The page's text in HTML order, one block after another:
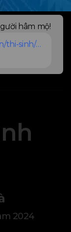
hâm mộ!
https://hoahauquocgiavn.1vote.vn/thi-sinh/nguoidepduocyeuthichnhat/le-thi-thu-tra-37
2024